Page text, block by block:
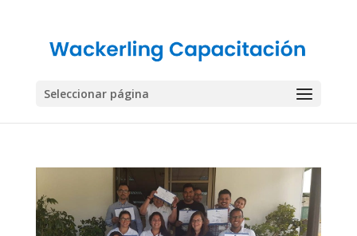
Seleccionar página